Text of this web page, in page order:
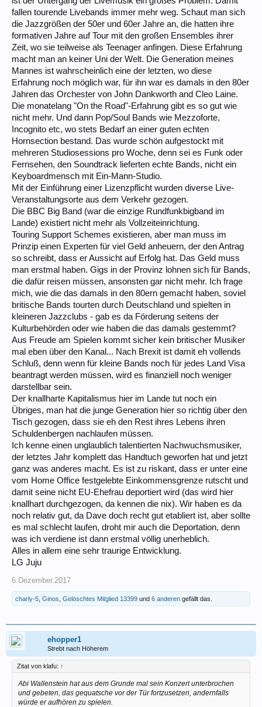
fallen tourende Livebands immer mehr weg. Schaut man sich
die Jazzgrößen der 50er und 60er Jahre an, die hatten ihre
formativen Jahre auf Tour mit den großen Ensembles ihrer
Zeit, wo sie teilweise als Teenager anfingen. Diese Erfahrung
macht man an keiner Uni der Welt. Die Generation meines
Mannes ist wahrscheinlich eine der letzten, wo diese
Erfahrung noch möglich war, für ihn war es damals in den 80er
Jahren das Orchester von John Dankworth and Cleo Laine.
Die monatelang "On the Road"-Erfahrung gibt es so gut wie
nicht mehr. Und dann Pop/Soul Bands wie Mezzoforte,
Incognito etc, wo stets Bedarf an einer guten echten
Hornsection bestand. Das wurde schön aufgestockt mit
mehreren Studiosessions pro Woche, denn sei es Funk oder
Fernsehen, den Soundtrack lieferten echte Bands, nicht ein
Keyboardmensch mit Ein-Mann-Studio.
Mit der Einführung einer Lizenzpflicht wurden diverse Live-
Veranstaltungsorte aus dem Verkehr gezogen.
Die BBC Big Band (war die einzige Rundfunkbigband im
Lande) existiert nicht mehr als Vollzeiteinrichtung.
Touring Support Schemes existieren, aber man muss im
Prinzip einen Experten für viel Geld anheuern, der den Antrag
so schreibt, dass er Aussicht auf Erfolg hat. Das Geld muss
man erstmal haben. Gigs in der Provinz lohnen sich für Bands,
die dafür reisen müssen, ansonsten gar nicht mehr. Ich frage
mich, wie die das damals in den 80ern gemacht haben, soviel
britische Bands tourten durch Deutschland und spielten in
kleineren Jazzclubs - gab es da Förderung seitens der
Kulturbehörden oder wie haben die das damals gestemmt?
Aus Freude am Spielen kommt sicher kein britischer Musiker
mal eben über den Kanal... Nach Brexit ist damit eh vollends
Schluß, denn wenn für kleine Bands noch für jedes Land Visa
beantragt werden müssen, wird es finanziell noch weniger
darstellbar sein.
Der knallharte Kapitalismus hier im Lande tut noch ein
Übriges, man hat die junge Generation hier so richtig über den
Tisch gezogen, dass sie eh den Rest ihres Lebens ihren
Schuldenbergen nachlaufen müssen.
Ich kenne einen unglaublich talentierten Nachwuchsmusiker,
der letztes Jahr komplett das Handtuch geworfen hat und jetzt
ganz was anderes macht. Es ist zu riskant, dass er unter eine
vom Home Office festgelebte Einkommensgrenze rutscht und
damit seine nicht EU-Ehefrau deportiert wird (das wird hier
knallhart durchgezogen, da kennen die nix). Wir haben es da
noch relativ gut, da Dave doch recht gut etabliert ist, aber sollte
es mal schlecht laufen, droht mir auch die Deportation, denn
was ich verdiene ist dann erstmal völlig unerheblich.
Alles in allem eine sehr traurige Entwicklung.
LG Juju
6.Dezember.2017
charly-5 Ginos Gelöschtes Mitglied 13399 und 6 anderen gefällt das.
ehopper1
Strebt nach Höherem
Zitat von klafu: ↑
Abi Wallenstein hat aus dem Grunde mal sein Konzert unterbrochen
und gebeten, das gequatsche vor der Tür fortzusetzen, andernfalls
würde er aufhören zu spielen.